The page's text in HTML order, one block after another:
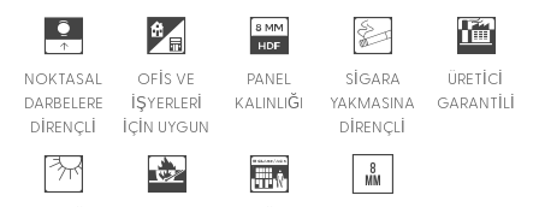
NOKTASAL
DARBELERE
DİRENÇLİ
OFİS VE
İŞYERLERİ
İÇİN UYGUN
PANEL
KALINLIĞI
SİGARA
YAKMASINA
DİRENÇLİ
ÜRETİCİ
GARANTİLİ